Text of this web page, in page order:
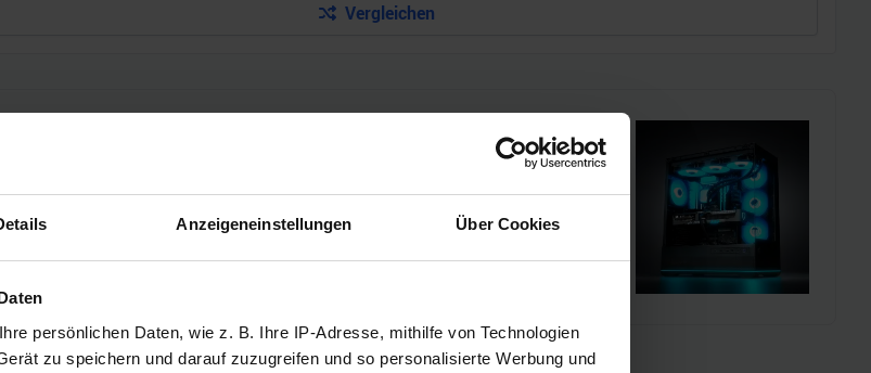
Anzeigeneinstellungen Über Cookies
persönlichen Daten, wie z. B. Ihre IP-Adresse, mithilfe von Technologien
zu speichern und darauf zuzugreifen und so personalisierte Werbung und
Vergleichen
Die Komponenten, den Zusammenbau, die Spiele-Benchmarks und den